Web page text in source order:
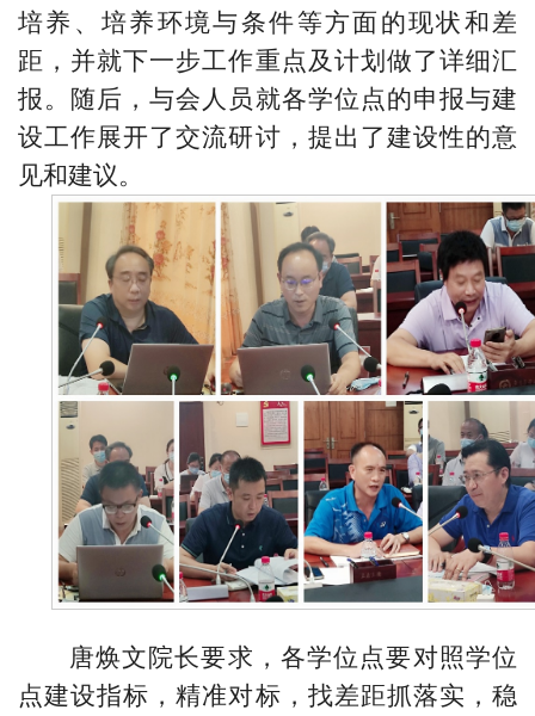
培养、培养环境与条件等方面的现状和差
距，并就下一步工作重点及计划做了详细汇
报。随后，与会人员就各学位点的申报与建
设工作展开了交流研讨，提出了建设性的意
见和建议。
唐焕文院长要求，各学位点要对照学位
点建设指标，精准对标，找差距抓落实，稳